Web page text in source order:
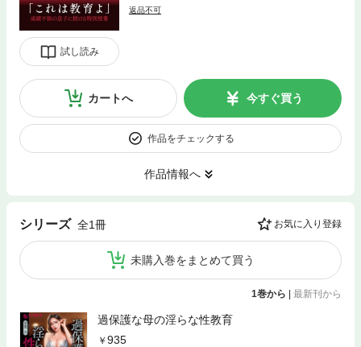
試し読み
返品不可
カートへ 今すぐ買う
作品をチェックする
作品情報へ
シリーズ 全1冊 お気に入り登録
未購入巻をまとめて買う
1巻から | 最新刊から
過保護な母の淫らな性教育
935